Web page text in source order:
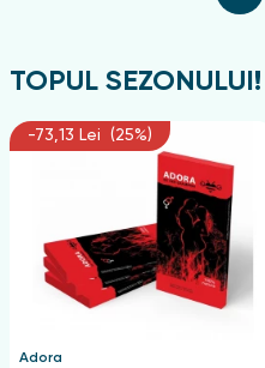
TOPUL SEZONULUI!
-73,13 Lei (25%)
Adora